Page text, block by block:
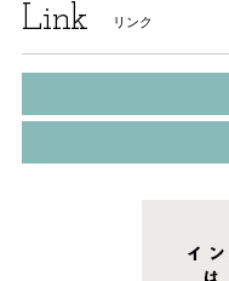
Link リンク